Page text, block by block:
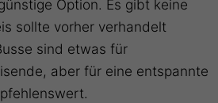
Option. Es gibt keine
sollte vorher verhandelt
sind etwas für
aber für eine entspannte